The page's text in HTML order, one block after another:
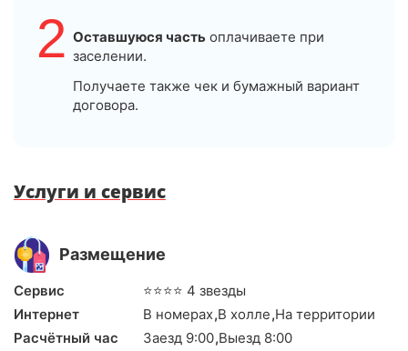
2 Оставшуюся часть оплачиваете при
заселении.
Получаете также чек и бумажный вариант
договора.
Услуги и сервис
Размещение
Сервис
⭐⭐⭐⭐ 4 звезды
Интернет
В номерах,В холле,На территории
Расчётный час
Заезд 9:00,Выезд 8:00